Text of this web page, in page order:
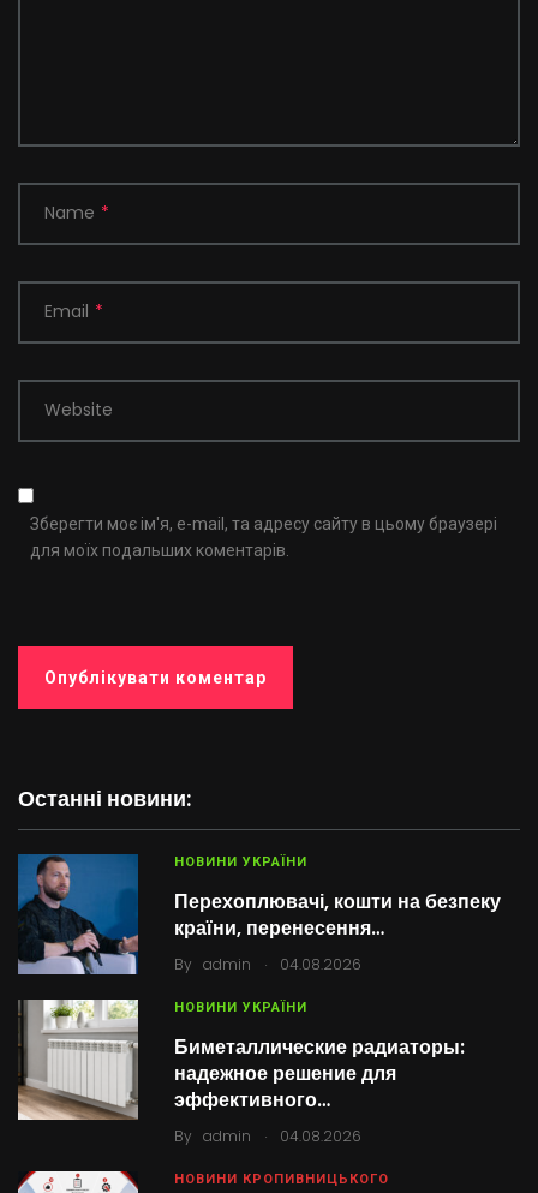
Останні новини:
НОВИНИ УКРАЇНИ
Перехоплювачі, кошти на безпеку
країни, перенесення…
By admin . 04.08.2026
НОВИНИ УКРАЇНИ
Биметаллические радиаторы:
надежное решение для
эффективного…
By admin . 04.08.2026
НОВИНИ КРОПИВНИЦЬКОГО
Name *
Email *
Website
Зберегти моє ім'я, e-mail, та адресу сайту в цьому браузері
для моїх подальших коментарів.